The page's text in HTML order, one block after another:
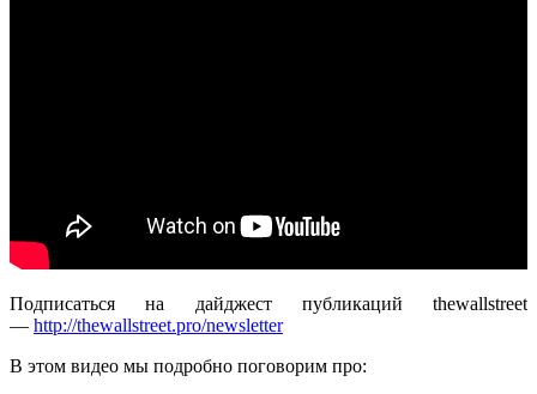
Подписаться на дайджест публикаций thewallstreet
— http://thewallstreet.pro/newsletter
В этом видео мы подробно поговорим про: